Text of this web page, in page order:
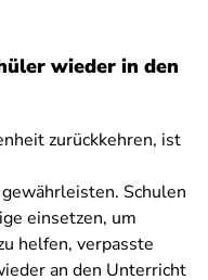
wieder in den
zurückkehren, ist
Schulen
einsetzen, um
helfen, verpasste
an den Unterricht